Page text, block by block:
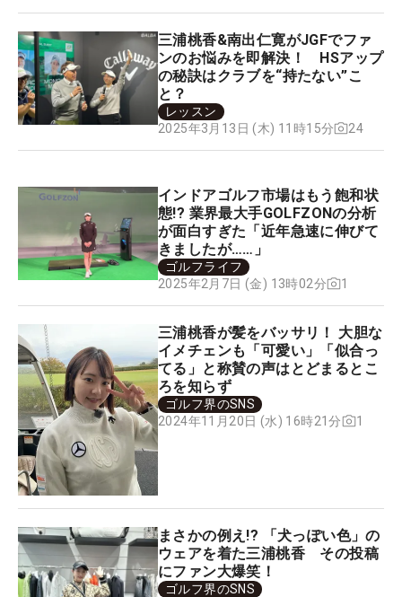
三浦桃香&南出仁寛がJGFでファ
ンのお悩みを即解決！ HSアップ
の秘訣はクラブを“持たない”こ
と？
レッスン
2025年3月13日 (木) 11時15分
24
インドアゴルフ市場はもう飽和状
態!? 業界最大手GOLFZONの分析
が面白すぎた「近年急速に伸びて
きましたが……」
ゴルフライフ
2025年2月7日 (金) 13時02分
1
三浦桃香が髪をバッサリ！ 大胆な
イメチェンも「可愛い」「似合っ
てる」と称賛の声はとどまるとこ
ろを知らず
ゴルフ界のSNS
2024年11月20日 (水) 16時21分
1
まさかの例え!? 「犬っぽい色」の
ウェアを着た三浦桃香 その投稿
にファン大爆笑！
ゴルフ界のSNS